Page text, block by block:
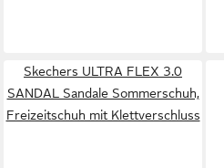
Skechers ULTRA FLEX 3.0
SANDAL Sandale Sommerschuh,
Freizeitschuh mit Klettverschluss